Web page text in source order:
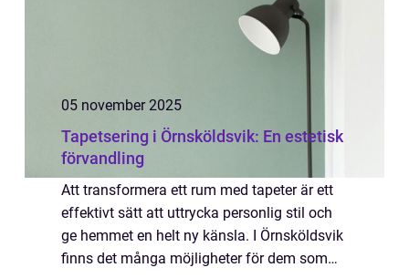
05 november 2025
Tapetsering i Örnsköldsvik: En estetisk
förvandling
Att transformera ett rum med tapeter är ett
effektivt sätt att uttrycka personlig stil och
ge hemmet en helt ny känsla. I Örnsköldsvik
finns det många möjligheter för dem som